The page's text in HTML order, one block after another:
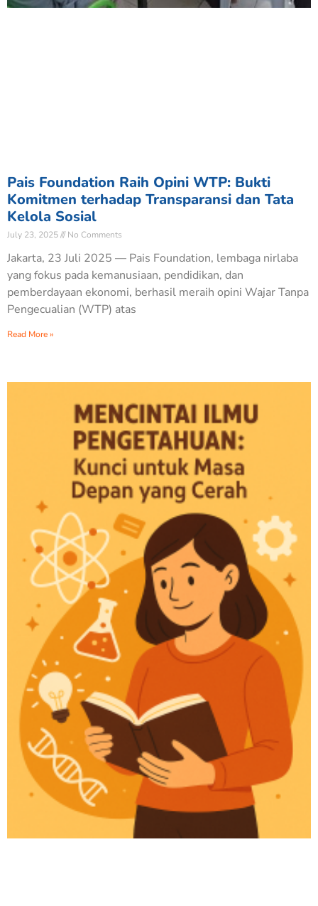
Pais Foundation Raih Opini WTP: Bukti
Komitmen terhadap Transparansi dan Tata
Kelola Sosial
July 23, 2025 No Comments
Jakarta, 23 Juli 2025 — Pais Foundation, lembaga nirlaba
yang fokus pada kemanusiaan, pendidikan, dan
pemberdayaan ekonomi, berhasil meraih opini Wajar Tanpa
Pengecualian (WTP) atas
Read More »